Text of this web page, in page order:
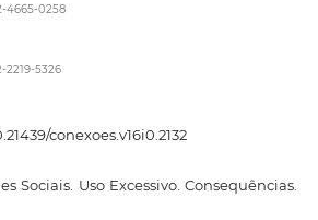
4665-0258
5326
conexoes.v16i0.2132
Sociais. Uso Excessivo. Consequências.